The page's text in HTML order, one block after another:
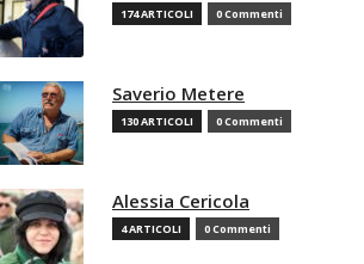
174 ARTICOLI 0 Commenti
Saverio Metere
130 ARTICOLI 0 Commenti
Alessia Cericola
4 ARTICOLI 0 Commenti